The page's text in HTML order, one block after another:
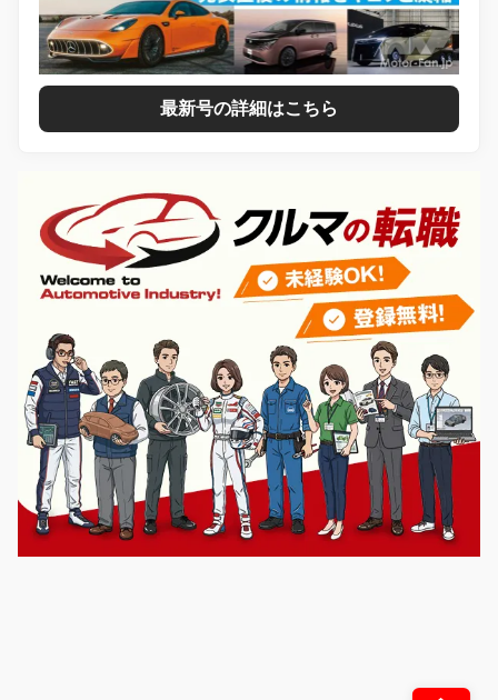
最新号の詳細はこちら